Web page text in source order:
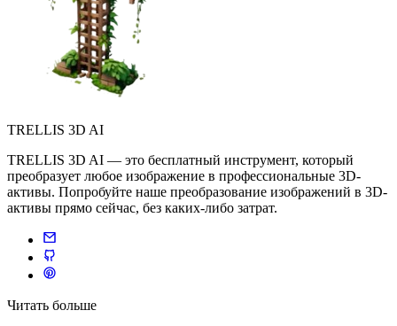
TRELLIS 3D AI
TRELLIS 3D AI — это бесплатный инструмент, который
преобразует любое изображение в профессиональные 3D-
активы. Попробуйте наше преобразование изображений в 3D-
активы прямо сейчас, без каких-либо затрат.
Читать больше